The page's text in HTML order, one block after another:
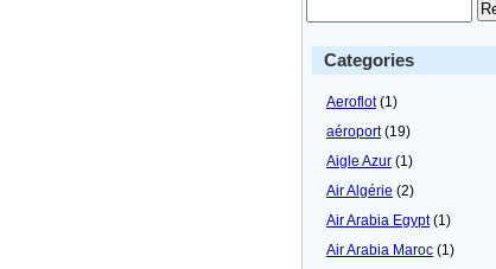
Categories
Aeroflot(1)
aéroport(19)
Aigle Azur (1)
Air Algérie (2)
Air Arabia Egypt(1)
Air Arabia Maroc (1)